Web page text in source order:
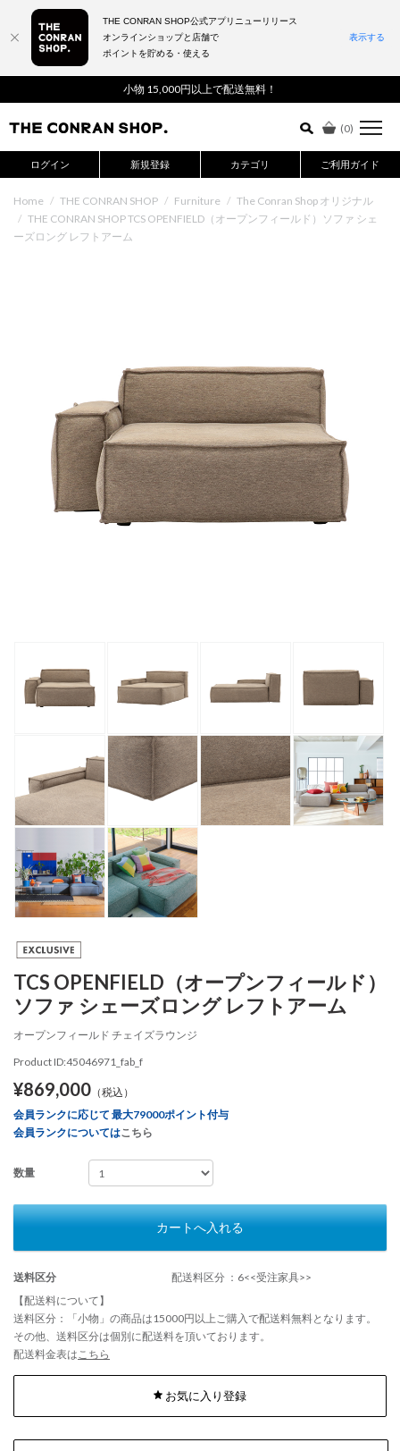
小物 15,000円以上で配送無料！
(0)
ログイン 新規登録 カテゴリ ご利用ガイド
詳細検索はこちら
Home / THE CONRAN SHOP / Furniture / The Conran Shop オリジナル
/ THE CONRAN SHOP TCS OPENFIELD（オープンフィールド）ソファ シェ
ーズロング レフトアーム
TCS OPENFIELD（オープンフィールド）
ソファ シェーズロング レフトアーム
オープンフィールド チェイズラウンジ
Product ID:45046971_fab_f
¥869,000 （税込）
会員ランクに応じて 最大79000ポイント付与
会員ランクについてはこちら
数量
カートへ入れる
送料区分
配送料区分 ：6<<受注家具>>
【配送料について】
送料区分：「小物」の商品は15000円以上ご購入で配送料無料となります。
その他、送料区分は個別に配送料を頂いております。
配送料金表はこちら
お気に入り登録
THE CONRAN SHOP公式アプリニューリリース
オンラインショップと店舗で
ポイントを貯める・使える
表示する